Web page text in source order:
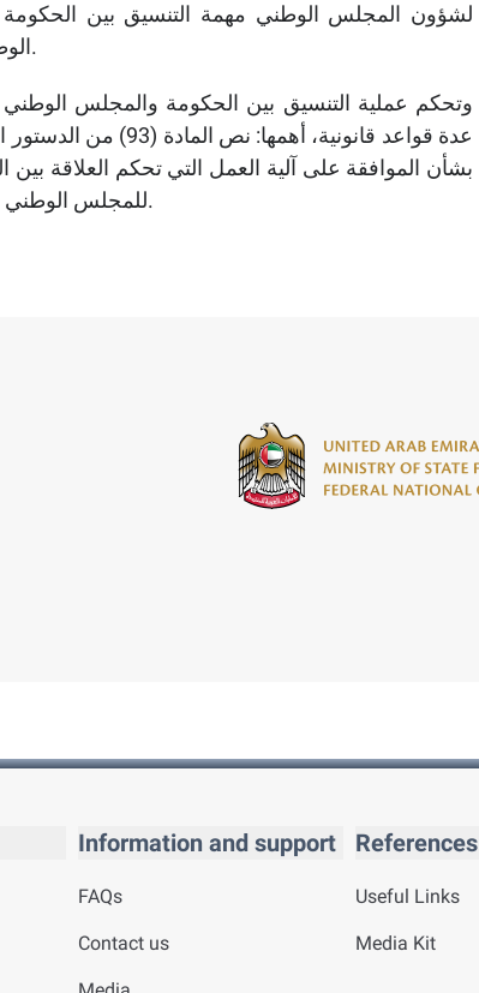
لشؤون المجلس الوطني مهمة التنسيق بين
الوطني الاتحادي لاختصاصاته، وذلك إلى جانب اختصاصات أخرى.
وتحكم عملية التنسيق بين الحكومة والمجلس الوطني
بشأن الموافقة على آلية العمل التي تحكم العلاقة بين
للمجلس الوطني الاتحادي الصادرة بالمرسوم الاتحادي رقم (97) لسنة 1977م.
Information and support
FAQs
Contact us
References
Useful Links
Media Kit